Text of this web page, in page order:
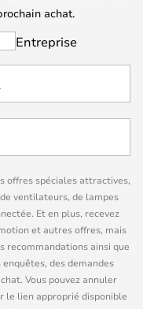
achat.
Entreprise
offres spéciales attractives,
ventilateurs, de lampes
Et en plus, recevez
et autres offres, mais
recommandations ainsi que
des demandes
Vous pouvez annuler
le lien approprié disponible